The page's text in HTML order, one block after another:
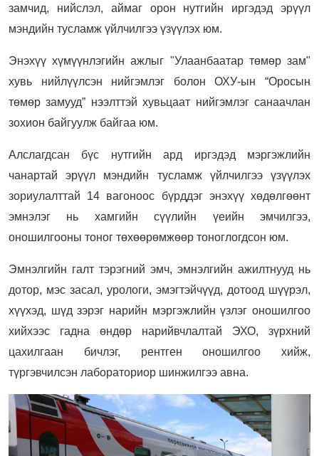
замчид, нийслэл, аймаг орон нутгийн иргэдэд эрүүл
мэндийн тусламж үйлчилгээ үзүүлэх юм.
Энэхүү хүмүүнлэгийн ажлыг "Улаанбаатар төмөр зам"
хувь нийлүүлсэн нийгэмлэг болон ОХУ-ын “Оросын
төмөр замууд” нээлттэй хувьцаат нийгэмлэг санаачлан
зохион байгуулж байгаа юм.
Алслагдсан бүс нутгийн ард иргэдэд мэргэжлийн
чанартай эрүүл мэндийн тусламж үйлчилгээ үзүүлэх
зориулалттай 14 вагоноос бүрддэг энэхүү хөдөлгөөнт
эмнэлэг нь хамгийн сүүлийн үеийн эмчилгээ,
оношилгооны тоног төхөөрөмжөөр тоноглогдсон юм.
Эмнэлгийн галт тэрэгний эмч, эмнэлгийн ажилтнууд нь
дотор, мэс засал, урологи, эмэгтэйчүүд, дотоод шүүрэл,
хүүхэд, шүд зэрэг нарийн мэргэжлийн үзлэг оношилгоо
хийхээс гадна өндөр нарийвчлалтай ЭХО, зүрхний
цахилгаан бичлэг, рентген оношилгоо хийж,
түргэвчилсэн лабораториор шинжилгээ авна.